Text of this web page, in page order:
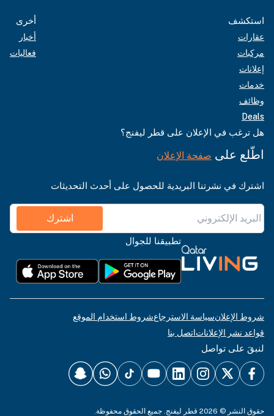
استكشف
عقارات
مركبات
إعلانات
خدمات
وظائف
Deals
أخرى
أخبار
فعاليات
هل ترغب في الإعلان على قطر ليفنج؟
اطّلع على صفحة الإعلان
اشترك في نشرتنا البريدية للحصول على أحدث التحديثات
اشترك
تطبيقنا للجوال
شروط الإعلانسياسة الاسترجاعشروط استخدام الموقع
قواعد نشر الإعلاناتاتصل بنا
لنبقَ على تواصل
حقوق النشر © 2026 قطر ليفنج. جميع الحقوق محفوظة.